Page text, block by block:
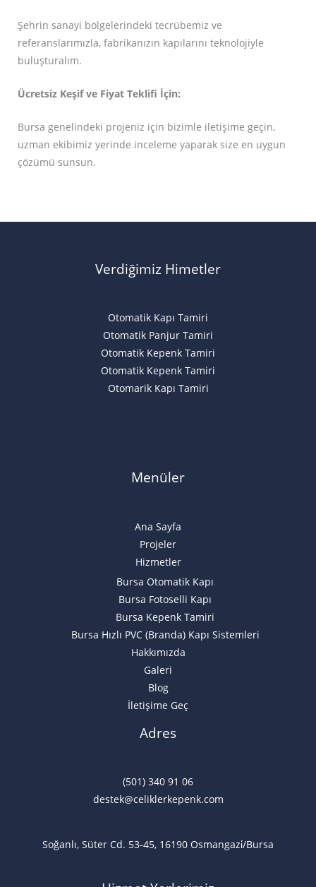
Şehrin sanayi bölgelerindeki tecrübemiz ve
referanslarımızla, fabrikanızın kapılarını teknolojiyle
buluşturalım.
Ücretsiz Keşif ve Fiyat Teklifi İçin:
Bursa genelindeki projeniz için bizimle iletişime geçin,
uzman ekibimiz yerinde inceleme yaparak size en uygun
çözümü sunsun.
Verdiğimiz Himetler
Otomatik Kapı Tamiri
Otomatik Panjur Tamiri
Otomatik Kepenk Tamiri
Otomatik Kepenk Tamiri
Otomarik Kapı Tamiri
Menüler
Ana Sayfa
Projeler
Hizmetler
Bursa Otomatik Kapı
Bursa Fotoselli Kapı
Bursa Kepenk Tamiri
Bursa Hızlı PVC (Branda) Kapı Sistemleri
Hakkımızda
Galeri
Blog
İletişime Geç
Adres
(501) 340 91 06
destek@celiklerkepenk.com
Soğanlı, Süter Cd. 53-45, 16190 Osmangazi̇/Bursa